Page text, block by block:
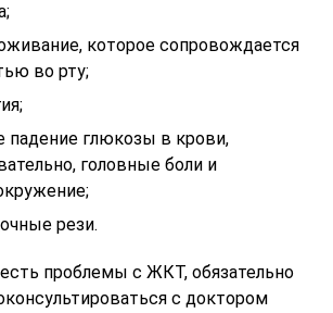
которое сопровождается
во рту;
падение глюкозы в крови,
головные боли и
рези.
проблемы с ЖКТ, обязательно
с доктором